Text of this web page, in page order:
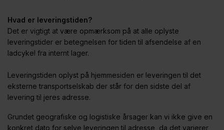
Hvad er leveringstiden?
Det er vigtigt at være opmærksom på at alle oplyste
leveringstider er betegnelsen for tiden til afsendelse af en
ladcykel fra internt lager.
Leveringstiden oplyst på hjemmesiden er leveringen til det
eksterne transportselskab der står for den sidste del af
levering til jeres adresse.
Grundet geografiske og logistiske årsager kan vi ikke give en
konkret dato for selve leveringen til adresse, da det varierer